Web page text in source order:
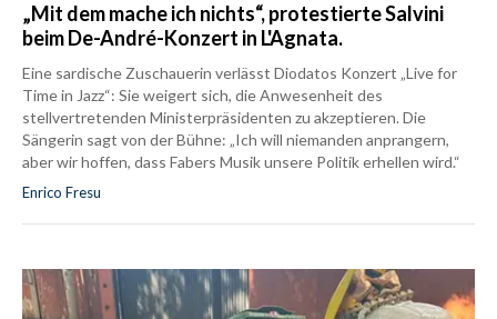
„Mit dem mache ich nichts“, protestierte Salvini
beim De-André-Konzert in L'Agnata.
Eine sardische Zuschauerin verlässt Diodatos Konzert „Live for
Time in Jazz“: Sie weigert sich, die Anwesenheit des
stellvertretenden Ministerpräsidenten zu akzeptieren. Die
Sängerin sagt von der Bühne: „Ich will niemanden anprangern,
aber wir hoffen, dass Fabers Musik unsere Politik erhellen wird.“
Enrico Fresu